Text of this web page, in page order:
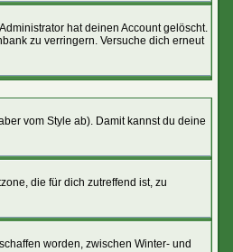
hat deinen Account gelöscht.
zu verringern. Versuche dich erneut
vom Style ab). Damit kannst du deine
die für dich zutreffend ist, zu
worden, zwischen Winter- und